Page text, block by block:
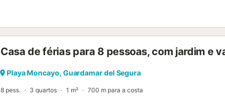
Calefação elétrica. Terraço 20 m2 parcialmente coberto. Móveis
máquina de lavar a roupa. Internet (Sem fio/ Wireless LAN
Casa de férias para 8 pessoas, com jardim e
Playa Moncayo, Guardamar del Segura
8 pess. 3 quartos 1 m² 700 m para a costa